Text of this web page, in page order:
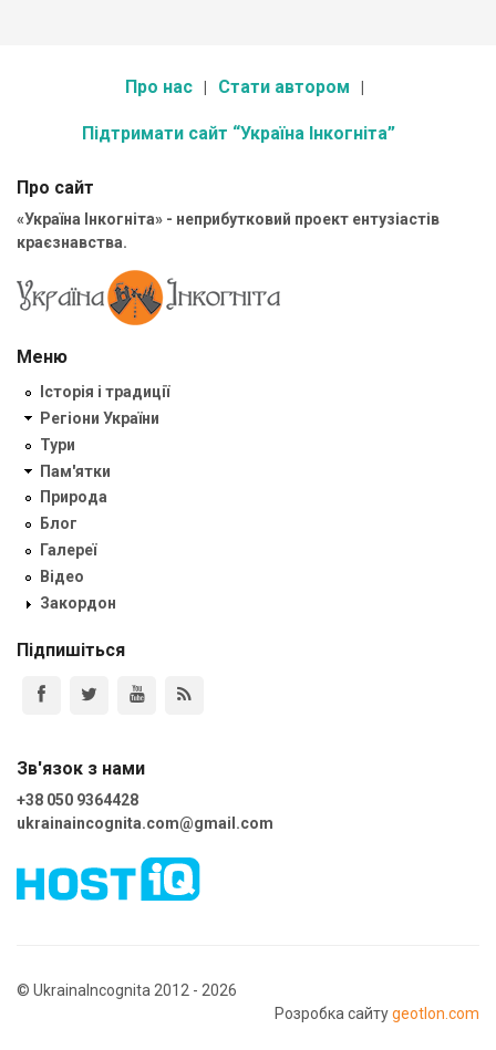
Про нас Стати автором
Підтримати сайт “Україна Інкогніта”
Про сайт
«Україна Інкогніта» - неприбутковий проект ентузіастів
краєзнавства.
Меню
Історія і традиції
Регіони України
Тури
Пам'ятки
Природа
Блог
Галереї
Відео
Закордон
Підпишіться
Зв'язок з нами
+38 050 9364428
ukrainaincognita.com@gmail.com
© UkrainaIncognita 2012 - 2026
Розробка сайтуgeotlon.com